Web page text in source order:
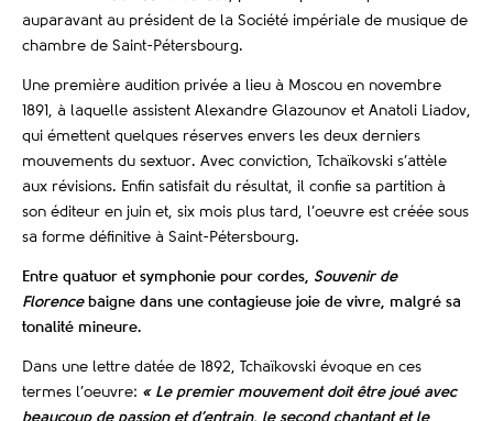
auparavant au président de la Société impériale de musique de
chambre de Saint-Pétersbourg.
Une première audition privée a lieu à Moscou en novembre
1891, à laquelle assistent Alexandre Glazounov et Anatoli Liadov,
qui émettent quelques réserves envers les deux derniers
mouvements du sextuor. Avec conviction, Tchaïkovski s’attèle
aux révisions. Enfin satisfait du résultat, il confie sa partition à
son éditeur en juin et, six mois plus tard, l’oeuvre est créée sous
sa forme définitive à Saint-Pétersbourg.
Entre quatuor et symphonie pour cordes, Souvenir de
Florence baigne dans une contagieuse joie de vivre, malgré sa
tonalité mineure.
Dans une lettre datée de 1892, Tchaïkovski évoque en ces
termes l’oeuvre: « Le premier mouvement doit être joué avec
beaucoup de passion et d’entrain, le second chantant et le